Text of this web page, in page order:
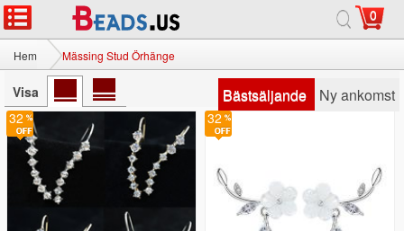
0
Hem Mässing Stud Örhänge
Visa Bästsäljande Ny ankomst
32 32